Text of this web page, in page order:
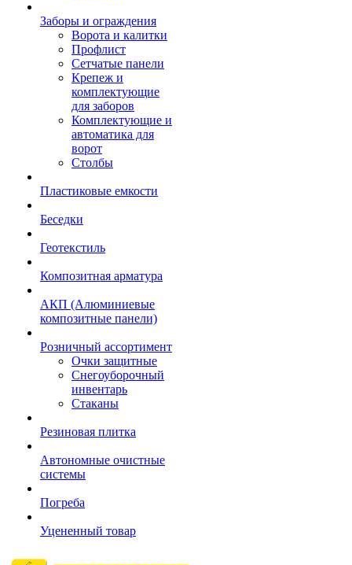
Заборы и ограждения
Ворота и калитки
Профлист
Сетчатые панели
Крепеж и
комплектующие
для заборов
Комплектующие и
автоматика для
ворот
Столбы
Пластиковые емкости
Беседки
Геотекстиль
Композитная арматура
АКП (Алюминиевые
композитные панели)
Розничный ассортимент
Очки защитные
Снегоуборочный
инвентарь
Стаканы
Резиновая плитка
Автономные очистные
системы
Погреба
Уцененный товар